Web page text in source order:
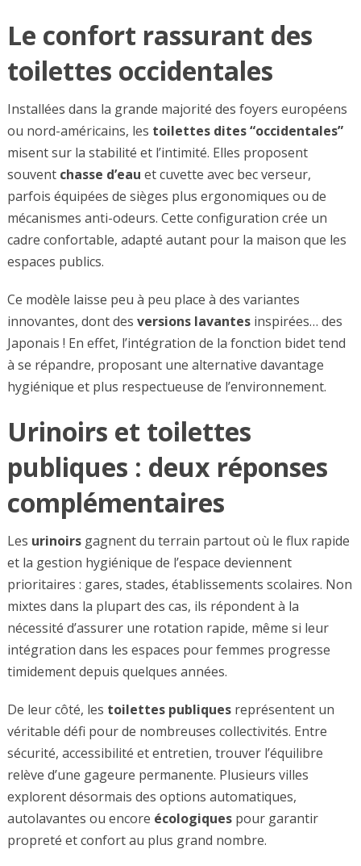
Le confort rassurant des
toilettes occidentales
Installées dans la grande majorité des foyers européens
ou nord-américains, les toilettes dites “occidentales”
misent sur la stabilité et l’intimité. Elles proposent
souvent chasse d’eau et cuvette avec bec verseur,
parfois équipées de sièges plus ergonomiques ou de
mécanismes anti-odeurs. Cette configuration crée un
cadre confortable, adapté autant pour la maison que les
espaces publics.
Ce modèle laisse peu à peu place à des variantes
innovantes, dont des versions lavantesinspirées… des
Japonais ! En effet, l’intégration de la fonction bidet tend
à se répandre, proposant une alternative davantage
hygiénique et plus respectueuse de l’environnement.
Urinoirs et toilettes
publiques : deux réponses
complémentaires
Les urinoirsgagnent du terrain partout où le flux rapide
et la gestion hygiénique de l’espace deviennent
prioritaires : gares, stades, établissements scolaires. Non
mixtes dans la plupart des cas, ils répondent à la
nécessité d’assurer une rotation rapide, même si leur
intégration dans les espaces pour femmes progresse
timidement depuis quelques années.
De leur côté, les toilettes publiquesreprésentent un
véritable défi pour de nombreuses collectivités. Entre
sécurité, accessibilité et entretien, trouver l’équilibre
relève d’une gageure permanente. Plusieurs villes
explorent désormais des options automatiques,
autolavantes ou encore écologiquespour garantir
propreté et confort au plus grand nombre.